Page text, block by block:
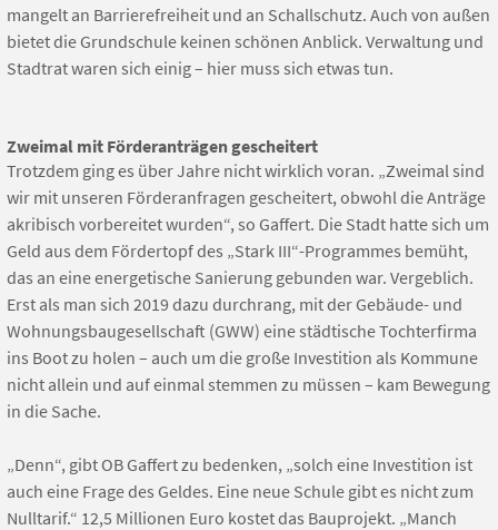
mangelt an Barrierefreiheit und an Schallschutz. Auch von außen
bietet die Grundschule keinen schönen Anblick. Verwaltung und
Stadtrat waren sich einig – hier muss sich etwas tun.
Zweimal mit Förderanträgen gescheitert
Trotzdem ging es über Jahre nicht wirklich voran. „Zweimal sind
wir mit unseren Förderanfragen gescheitert, obwohl die Anträge
akribisch vorbereitet wurden“, so Gaffert. Die Stadt hatte sich um
Geld aus dem Fördertopf des „Stark III“-Programmes bemüht,
das an eine energetische Sanierung gebunden war. Vergeblich.
Erst als man sich 2019 dazu durchrang, mit der Gebäude- und
Wohnungsbaugesellschaft (GWW) eine städtische Tochterfirma
ins Boot zu holen – auch um die große Investition als Kommune
nicht allein und auf einmal stemmen zu müssen – kam Bewegung
in die Sache.
„Denn“, gibt OB Gaffert zu bedenken, „solch eine Investition ist
auch eine Frage des Geldes. Eine neue Schule gibt es nicht zum
Nulltarif.“ 12,5 Millionen Euro kostet das Bauprojekt. „Manch